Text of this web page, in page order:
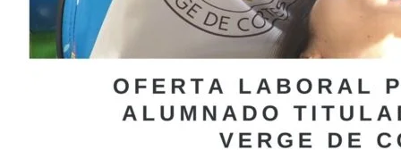
Atención a Personas en Situación de
Dependencia